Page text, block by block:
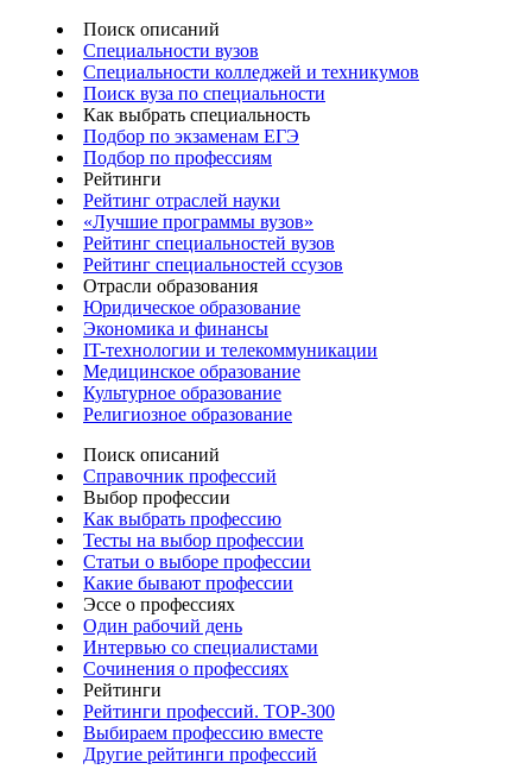
Поиск описаний
Специальности вузов
Специальности колледжей и техникумов
Поиск вуза по специальности
Как выбрать специальность
Подбор по экзаменам ЕГЭ
Подбор по профессиям
Рейтинги
Рейтинг отраслей науки
«Лучшие программы вузов»
Рейтинг специальностей вузов
Рейтинг специальностей ссузов
Отрасли образования
Юридическое образование
Экономика и финансы
IT-технологии и телекоммуникации
Медицинское образование
Культурное образование
Религиозное образование
Поиск описаний
Справочник профессий
Выбор профессии
Как выбрать профессию
Тесты на выбор профессии
Статьи о выборе профессии
Какие бывают профессии
Эссе о профессиях
Один рабочий день
Интервью со специалистами
Сочинения о профессиях
Рейтинги
Рейтинги профессий. TOP-300
Выбираем профессию вместе
Другие рейтинги профессий